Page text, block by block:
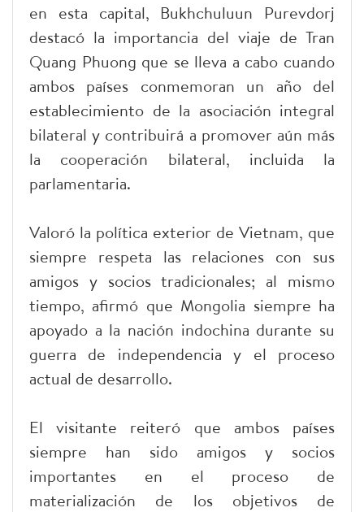
en esta capital, Bukhchuluun Purevdorj
destacó la importancia del viaje de Tran
Quang Phuong que se lleva a cabo cuando
ambos países conmemoran un año del
establecimiento de la asociación integral
bilateral y contribuirá a promover aún más
la cooperación bilateral, incluida la
parlamentaria.
Valoró la política exterior de Vietnam, que
siempre respeta las relaciones con sus
amigos y socios tradicionales; al mismo
tiempo, afirmó que Mongolia siempre ha
apoyado a la nación indochina durante su
guerra de independencia y el proceso
actual de desarrollo.
El visitante reiteró que ambos países
siempre han sido amigos y socios
importantes en el proceso de
materialización de los objetivos de